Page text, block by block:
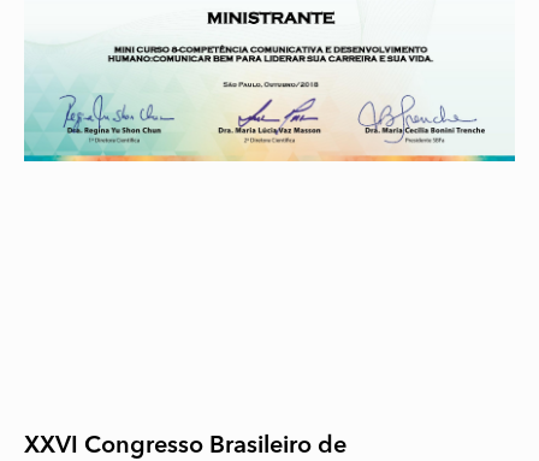
XXVI Congresso Brasileiro de